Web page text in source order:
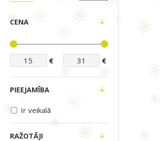
CENA
€ €
RAŽOTĀJI
PIEEJAMĪBA
Ir veikalā